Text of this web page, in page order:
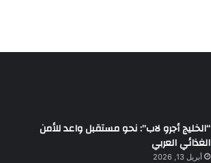
“الخليج أجرو لاب”: نحو مستقبل واعد للأمن
الغذائي العربي
أبريل 13, 2026